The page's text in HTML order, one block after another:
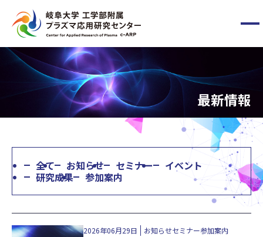
ボ
HOME
c-ARPについて
最新情報
最新情報
2026年06月29日 お知らせセミナー参加案内
全て お知らせ セミナー
イベント
研究成果
参加案内